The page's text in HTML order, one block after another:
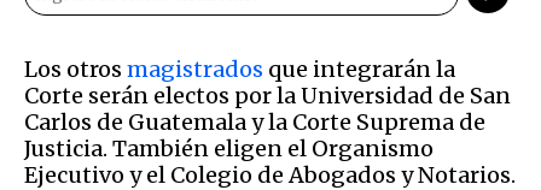
Los otros magistrados que integrarán la
Corte serán electos por laUniversidad de San
Carlos de Guatemala y la Corte Suprema de
Justicia. También eligen el Organismo
Ejecutivo y el Colegio de Abogados y Notarios.